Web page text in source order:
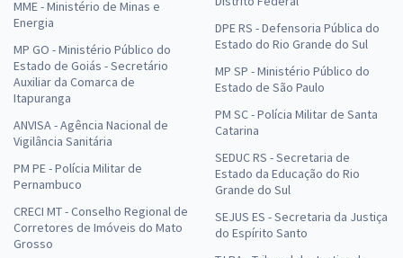
MME - Ministério de Minas e
Energia
MP GO - Ministério Público do
Estado de Goiás - Secretário
Auxiliar da Comarca de
Itapuranga
ANVISA - Agência Nacional de
Vigilância Sanitária
PM PE - Polícia Militar de
Pernambuco
CRECI MT - Conselho Regional de
Corretores de Imóveis do Mato
Grosso
DPE RS - Defensoria Pública do
Estado do Rio Grande do Sul
MP SP - Ministério Público do
Estado de São Paulo
PM SC - Polícia Militar de Santa
Catarina
SEDUC RS - Secretaria de
Estado da Educação do Rio
Grande do Sul
SEJUS ES - Secretaria da Justiça
do Espírito Santo